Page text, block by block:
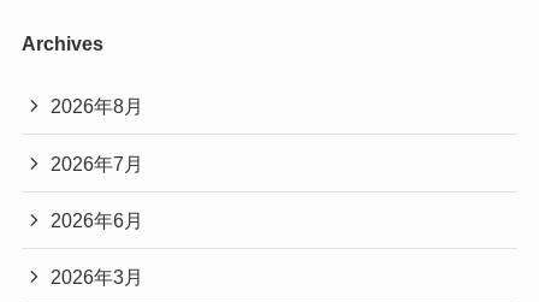
Archives
2026年8月
2026年7月
2026年6月
2026年3月